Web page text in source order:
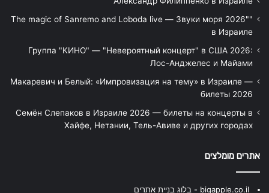
"The magic of Sanremo and Loboda live — Звуки моря 2026"
в Израиле
Группа "КИНО" — "Невероятный концерт" в США 2026:
Лос-Анджелес и Майами
Макаревич и Белый: «Импровизация на тему» в Израиле —
билеты 2026
Семён Слепаков в Израиле 2026 — билеты на концерты в
Хайфе, Нетании, Тель-Авиве и других городах
אתרים מומלצים
bigapple.co.il - בלוג בניית אתרים